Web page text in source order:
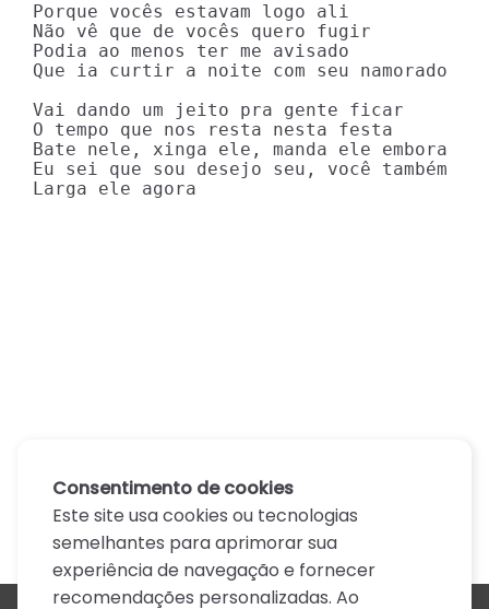
Porque vocês estavam logo ali
Não vê que de vocês quero fugir
Podia ao menos ter me avisado
Que ia curtir a noite com seu namorado
Vai dando um jeito pra gente ficar
O tempo que nos resta nesta festa
Bate nele, xinga ele, manda ele embora
Eu sei que sou desejo seu, você também é
Larga ele agora
Consentimento de cookies
Este site usa cookies ou tecnologias
semelhantes para aprimorar sua
experiência de navegação e fornecer
recomendações personalizadas. Ao